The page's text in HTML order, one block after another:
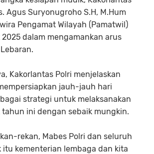
Agus Suryonugroho S.H, M.Hum
Pengamat Wilayah (Pamatwil)
dalam mengamankan arus
Kakorlantas Polri menjelaskan
jauh-jauh hari
strategi untuk melaksanakan
tahun ini dengan sebaik mungkin.
rekan, Mabes Polri dan seluruh
itu kementerian lembaga dan kita